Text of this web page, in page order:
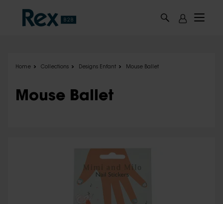
Home Collections Designs Enfant Mouse Ballet
Mouse Ballet